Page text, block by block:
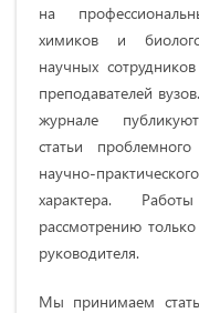
на
химиков и
научных
преподавателей
журнале
статьи
научно-практического
характера.
рассмотрению
руководителя.
Мы принимаем